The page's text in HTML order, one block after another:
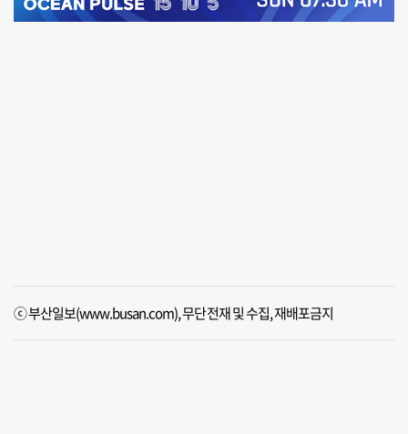
ⓒ 부산일보(www.busan.com), 무단전재 및 수집, 재배포금지